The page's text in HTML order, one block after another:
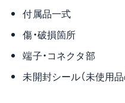
付属品一式
傷・破損箇所
端子・コネクタ部
未開封シール（未使用品